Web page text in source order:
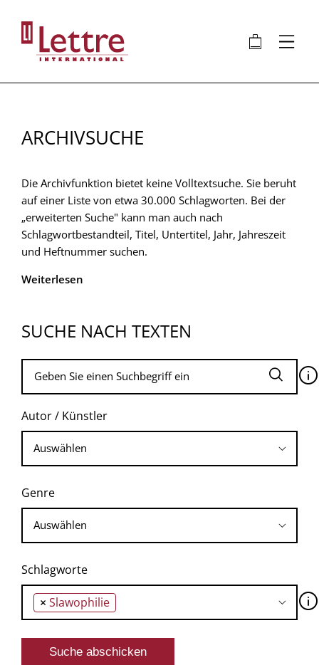
Inhalt
🛍 ⋮
ARCHIVSUCHE
Die Archivfunktion bietet keine Volltextsuche. Sie beruht
auf einer Liste von etwa 30.000 Schlagworten. Bei der
„erweiterten Suche" kann man auch nach
Schlagwortbestandteil, Titel, Untertitel, Jahr, Jahreszeit
und Heftnummer suchen.
Weiterlesen
SUCHE NACH TEXTEN
🛈
Autor / Künstler
Genre
Schlagworte
× Slawophilie 🛈